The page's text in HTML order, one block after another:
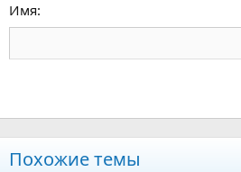
18
22
Tahoma
Times New Roman
Заголовок 3
Имя
Похожие темы